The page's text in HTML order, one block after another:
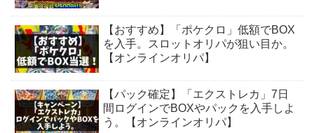
【おすすめ】「ポケクロ」低額でBOX
を入手。スロットオリパが狙い目か。
【オンラインオリパ】
【パック確定】「エクストレカ」7日
間ログインでBOXやパックを入手しよ
う。【オンラインオリパ】